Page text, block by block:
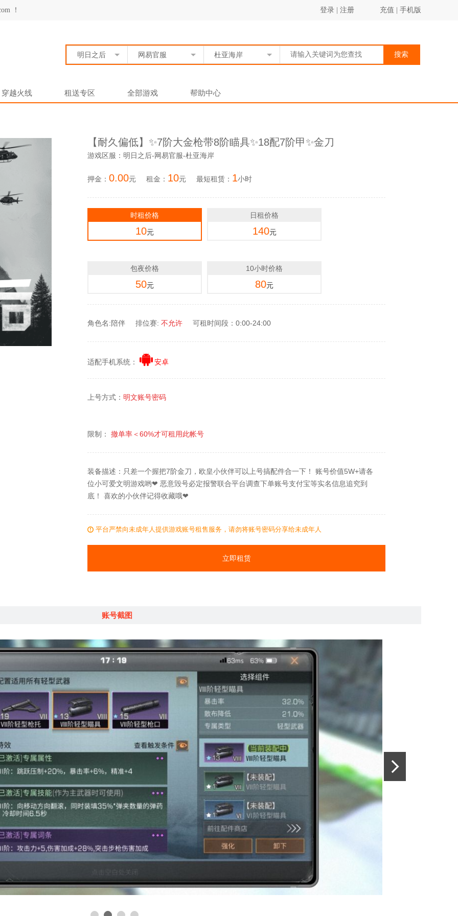
！ 登录 注册 充值 手机版
明日之后 网易官服 杜亚海岸 搜索
穿越火线 租送专区 全部游戏 帮助中心
【耐久偏低】✨7阶大金枪带8阶瞄具✨18配7阶甲✨金刀
游戏区服：明日之后-网易官服-杜亚海岸
押金： 0.00元 租金： 10元 最短租赁： 1小时
时租价格
10元
日租价格
140元
包夜价格
50元
10小时价格
80元
角色名:陪伴 排位赛: 不允许 可租时间段：0:00-24:00
适配手机系统： 安卓
上号方式： 明文账号密码
限制： 撤单率＜60%才可租用此帐号
装备描述：只差一个握把7阶金刀，欧皇小伙伴可以上号搞配件合一下！ 账号价值5W+请各
位小可爱文明游戏哟❤ 恶意毁号必定报警联合平台调查下单账号支付宝等实名信息追究到
底！ 喜欢的小伙伴记得收藏哦❤
平台严禁向未成年人提供游戏账号租售服务，请勿将账号密码分享给未成年人
立即租赁
账号截图